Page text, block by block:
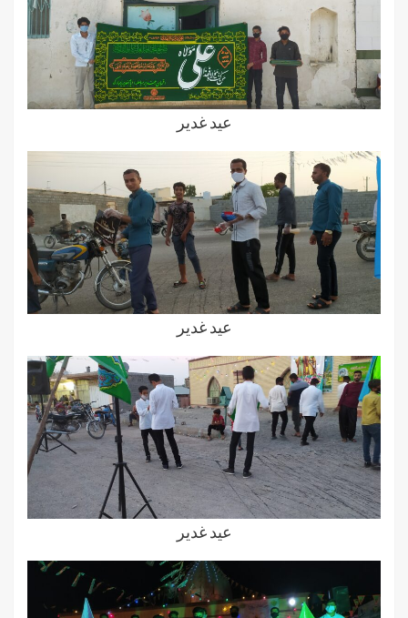
عید غدیر
عید غدیر
عید غدیر